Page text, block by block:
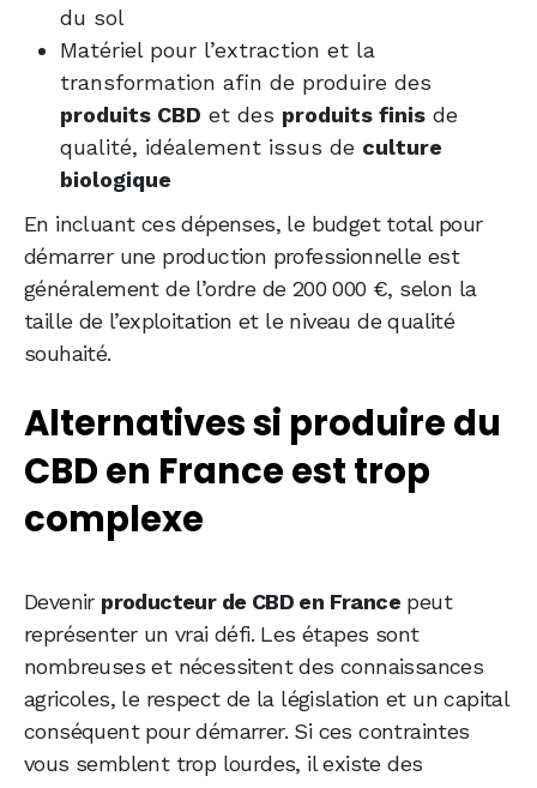
du sol
Matériel pour l’extraction et la
transformation afin de produire des
produits CBD et des produits finis de
qualité, idéalement issus de culture
biologique
En incluant ces dépenses, le budget total pour
démarrer une production professionnelle est
généralement de l’ordre de 200 000 €, selon la
taille de l’exploitation et le niveau de qualité
souhaité.
Alternatives si produire du
CBD en France est trop
complexe
Devenir producteur de CBD en France peut
représenter un vrai défi. Les étapes sont
nombreuses et nécessitent des connaissances
agricoles, le respect de la législation et un capital
conséquent pour démarrer. Si ces contraintes
vous semblent trop lourdes, il existe des